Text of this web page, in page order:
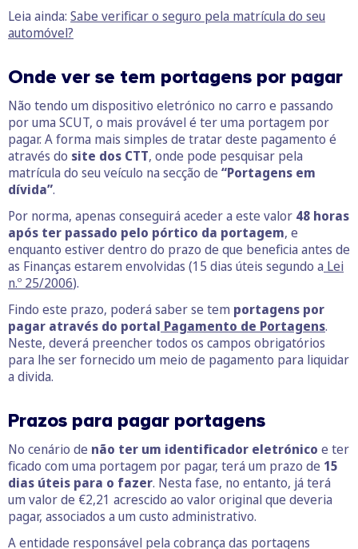
Leia ainda: Sabe verificar o seguro pela matrícula do seu
automóvel?
Onde ver se tem portagens por pagar
Não tendo um dispositivo eletrónico no carro e passando
por uma SCUT, o mais provável é ter uma portagem por
pagar. A forma mais simples de tratar deste pagamento é
através do site dos CTT, onde pode pesquisar pela
matrícula do seu veículo na secção de “Portagens em
dívida”.
Por norma, apenas conseguirá aceder a este valor 48 horas
após ter passado pelo pórtico da portagem, e
enquanto estiver dentro do prazo de que beneficia antes de
as Finanças estarem envolvidas (15 dias úteis segundo a Lei
n.º 25/2006).
Findo este prazo, poderá saber se tem portagens por
pagar através do portal Pagamento de Portagens.
Neste, deverá preencher todos os campos obrigatórios
para lhe ser fornecido um meio de pagamento para liquidar
a divida.
Prazos para pagar portagens
No cenário de não ter um identificador eletrónico e ter
ficado com uma portagem por pagar, terá um prazo de 15
dias úteis para o fazer. Nesta fase, no entanto, já terá
um valor de €2,21 acrescido ao valor original que deveria
pagar, associados a um custo administrativo.
A entidade responsável pela cobrança das portagens